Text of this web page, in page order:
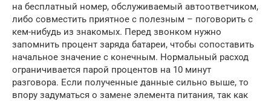
на бесплатный номер, обслуживаемый автоответчиком,
либо совместить приятное с полезным – поговорить с
кем-нибудь из знакомых. Перед звонком нужно
запомнить процент заряда батареи, чтобы сопоставить
начальное значение с конечным. Нормальный расход
ограничивается парой процентов на 10 минут
разговора. Если полученные данные сильно выше, то
впору задуматься о замене элемента питания, так как